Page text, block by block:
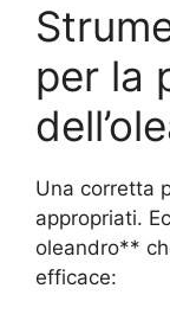
per la
Una corretta
appropriati.
oleandro**
efficace: